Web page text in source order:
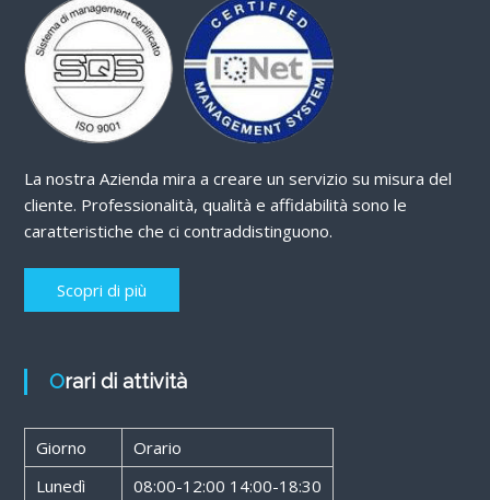
La nostra Azienda mira a creare un servizio su misura del
cliente. Professionalità, qualità e affidabilità sono le
caratteristiche che ci contraddistinguono.
Scopri di più
Orari di attività
Giorno
Orario
Lunedì
08:00-12:00 14:00-18:30